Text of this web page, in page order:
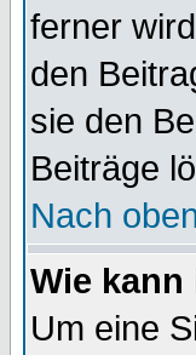
ferner
den
sie den
Beiträge
Nach
Wie
Um eine